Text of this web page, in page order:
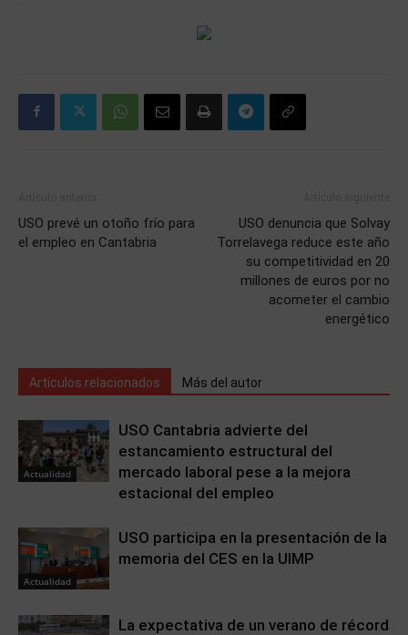
USO prevé un otoño frío para
el empleo en Cantabria
USO denuncia que Solvay
Torrelavega reduce este año
su competitividad en 20
millones de euros por no
acometer el cambio
energético
Artículos relacionados Más del autor
Actualidad
USO Cantabria advierte del
estancamiento estructural del
mercado laboral pese a la mejora
estacional del empleo
Actualidad
USO participa en la presentación de la
memoria del CES en la UIMP
La expectativa de un verano de récord